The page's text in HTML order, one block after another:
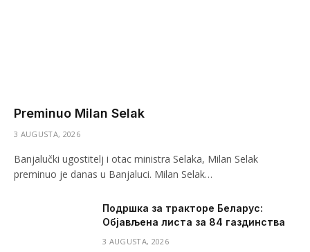
Preminuo Milan Selak
3 AUGUSTA, 2026
Banjalučki ugostitelj i otac ministra Selaka, Milan Selak
preminuo je danas u Banjaluci. Milan Selak…
Подршка за тракторе Беларус:
Објављена листа за 84 газдинства
3 AUGUSTA, 2026